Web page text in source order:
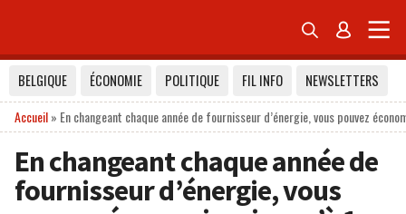
 
BELGIQUE ÉCONOMIE POLITIQUE FIL INFO
NEWSLETTERS
Accueil» En changeant chaque année de fournisseur d’énergie, vous pouvez
En changeant chaque année de
fournisseur d’énergie, vous